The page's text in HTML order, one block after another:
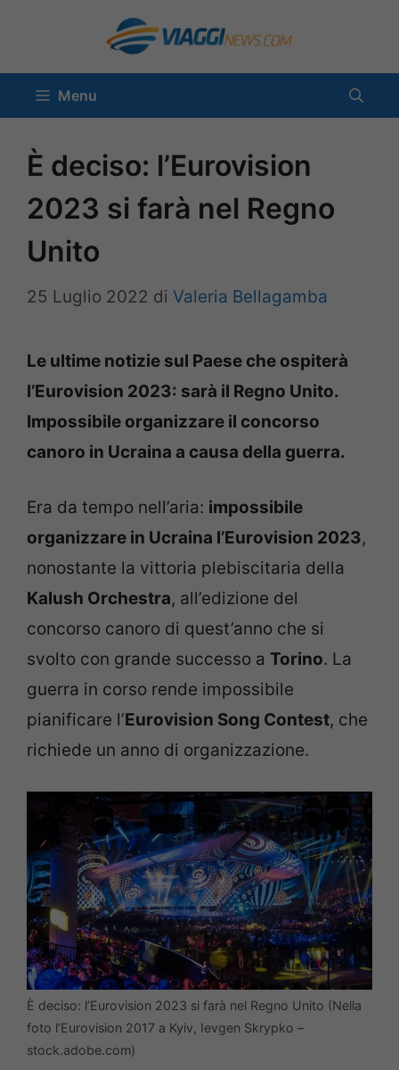
contenuto
Menu
È deciso: l’Eurovision
2023 si farà nel Regno
Unito
25 Luglio 2022 di Valeria Bellagamba
Le ultime notizie sul Paese che ospiterà
l’Eurovision 2023: sarà il Regno Unito.
Impossibile organizzare il concorso
canoro in Ucraina a causa della guerra.
Era da tempo nell’aria: impossibile
organizzare in Ucraina l’Eurovision 2023,
nonostante la vittoria plebiscitaria della
Kalush Orchestra, all’edizione del
concorso canoro di quest’anno che si
svolto con grande successo a Torino. La
guerra in corso rende impossibile
pianificare l’Eurovision Song Contest, che
richiede un anno di organizzazione.
È deciso: l’Eurovision 2023 si farà nel Regno Unito (Nella
foto l’Eurovision 2017 a Kyiv, Ievgen Skrypko –
stock.adobe.com)